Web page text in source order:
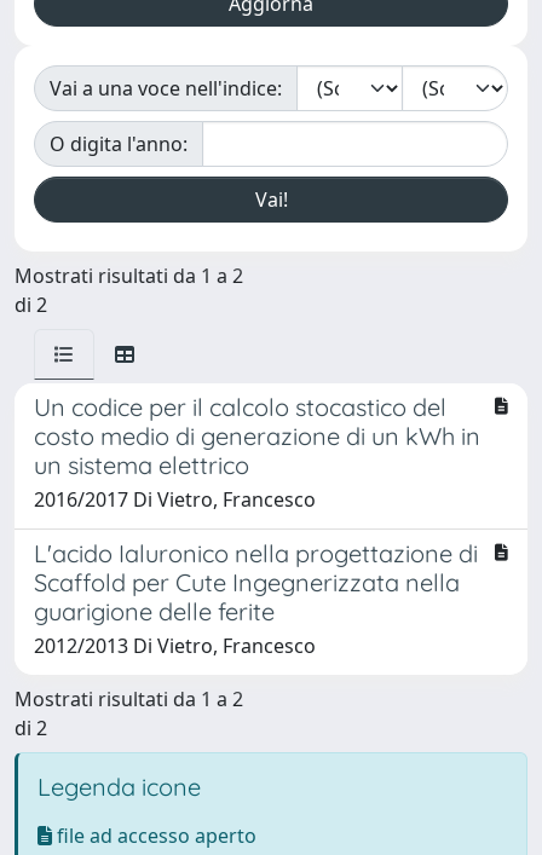
Vai a una voce nell'indice:
O digita l'anno:
Mostrati risultati da 1 a 2
di 2
Un codice per il calcolo stocastico del
costo medio di generazione di un kWh in
un sistema elettrico
2016/2017 Di Vietro, Francesco
L'acido Ialuronico nella progettazione di
Scaffold per Cute Ingegnerizzata nella
guarigione delle ferite
2012/2013 Di Vietro, Francesco
Mostrati risultati da 1 a 2
di 2
Legenda icone
file ad accesso aperto